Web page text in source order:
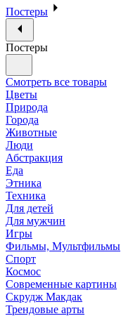
Постеры
Постеры
Смотреть все товары
Цветы
Природа
Города
Животные
Люди
Абстракция
Еда
Этника
Техника
Для детей
Для мужчин
Игры
Фильмы, Мультфильмы
Спорт
Космос
Современные картины
Скрудж Макдак
Трендовые арты